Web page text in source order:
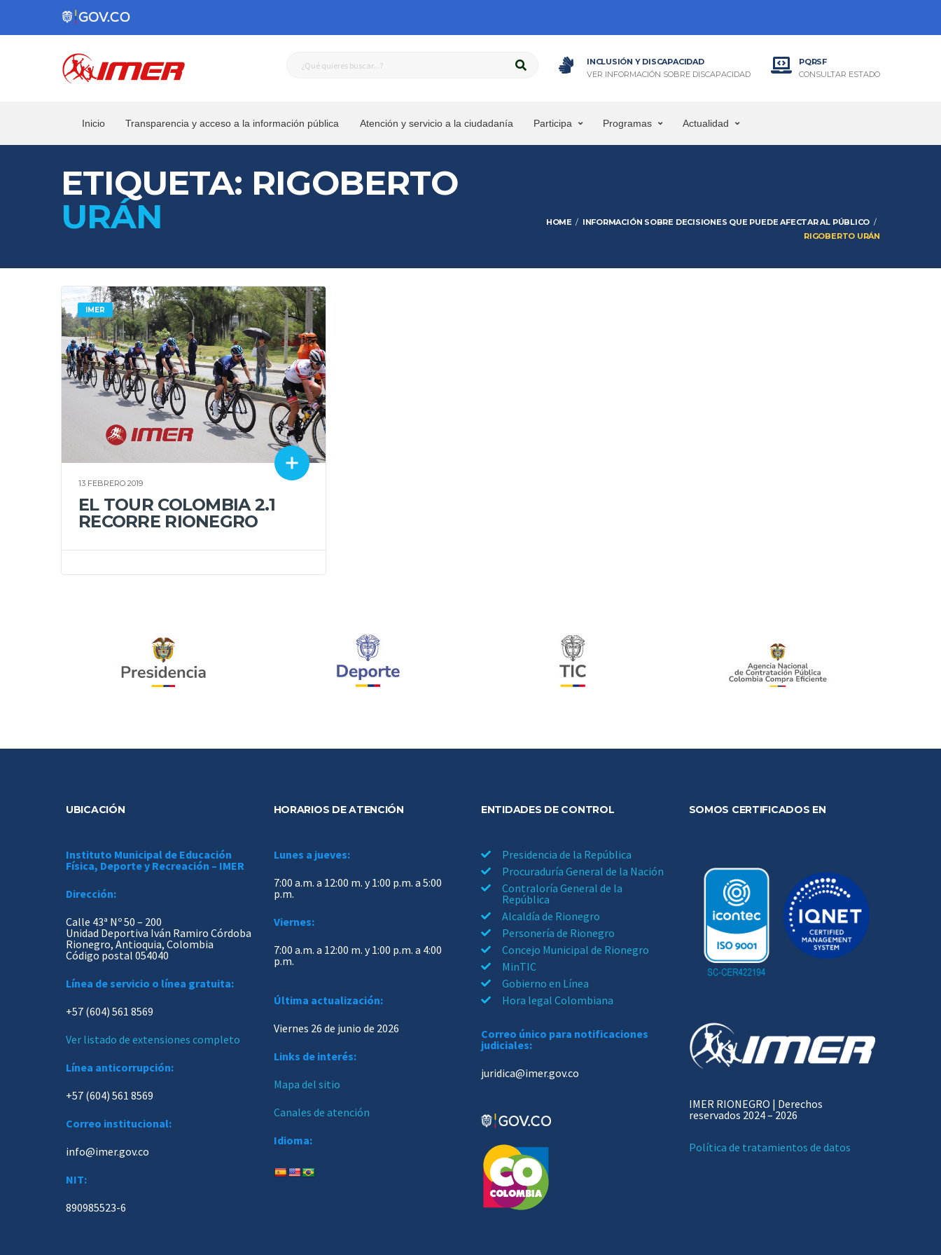
INCLUSIÓN Y DISCAPACIDAD
VER INFORMACIÓN SOBRE DISCAPACIDAD
PQRSF
CONSULTAR ESTADO
Inicio Transparencia y acceso a la información pública Atención y servicio a la ciudadanía Participa Programas Actualidad
ETIQUETA: RIGOBERTO
URÁN
HOME
INFORMACIÓN SOBRE DECISIONES QUE PUEDE AFECTAR AL PÚBLICO
RIGOBERTO URÁN
IMER
13 FEBRERO 2019
EL TOUR COLOMBIA 2.1
RECORRE RIONEGRO
UBICACIÓN
Instituto Municipal de Educación
Física, Deporte y Recreación – IMER
Dirección:
Calle 43ª Nº 50 – 200
Unidad Deportiva Iván Ramiro Córdoba
Rionegro, Antioquia, Colombia
Código postal 054040
Línea de servicio o línea gratuita:
+57 (604) 561 8569
Ver listado de extensiones completo
Línea anticorrupción:
+57 (604) 561 8569
Correo institucional:
info@imer.gov.co
NIT:
890985523-6
HORARIOS DE ATENCIÓN
Lunes a jueves:
7:00 a.m. a 12:00 m. y 1:00 p.m. a 5:00
p.m.
Viernes:
7:00 a.m. a 12:00 m. y 1:00 p.m. a 4:00
p.m.
Última actualización:
Viernes 26 de junio de 2026
Links de interés:
Mapa del sitio
Canales de atención
Idioma:
ENTIDADES DE CONTROL
Presidencia de la República
Procuraduría General de la Nación
Contraloría General de la
República
Alcaldía de Rionegro
Personería de Rionegro
Concejo Municipal de Rionegro
MinTIC
Gobierno en Línea
Hora legal Colombiana
Correo único para notificaciones
judiciales:
juridica@imer.gov.co
SOMOS CERTIFICADOS EN
IMER RIONEGRO | Derechos
reservados 2024 – 2026
Política de tratamientos de datos